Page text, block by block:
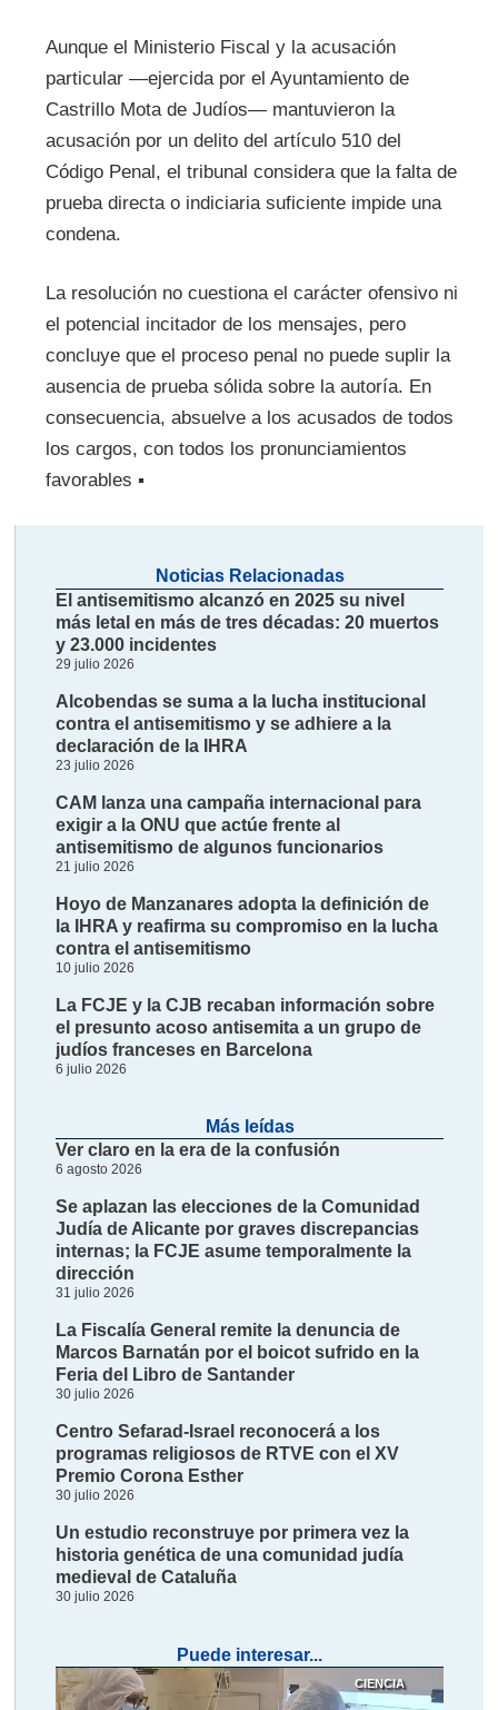
Aunque el Ministerio Fiscal y la acusación
particular —ejercida por el Ayuntamiento de
Castrillo Mota de Judíos— mantuvieron la
acusación por un delito del artículo 510 del
Código Penal, el tribunal considera que la falta de
prueba directa o indiciaria suficiente impide una
condena.
La resolución no cuestiona el carácter ofensivo ni
el potencial incitador de los mensajes, pero
concluye que el proceso penal no puede suplir la
ausencia de prueba sólida sobre la autoría. En
consecuencia, absuelve a los acusados de todos
los cargos, con todos los pronunciamientos
favorables ▪
Noticias Relacionadas
El antisemitismo alcanzó en 2025 su nivel
más letal en más de tres décadas: 20 muertos
y 23.000 incidentes
29 julio 2026
Alcobendas se suma a la lucha institucional
contra el antisemitismo y se adhiere a la
declaración de la IHRA
23 julio 2026
CAM lanza una campaña internacional para
exigir a la ONU que actúe frente al
antisemitismo de algunos funcionarios
21 julio 2026
Hoyo de Manzanares adopta la definición de
la IHRA y reafirma su compromiso en la lucha
contra el antisemitismo
10 julio 2026
La FCJE y la CJB recaban información sobre
el presunto acoso antisemita a un grupo de
judíos franceses en Barcelona
6 julio 2026
Más leídas
Ver claro en la era de la confusión
6 agosto 2026
Se aplazan las elecciones de la Comunidad
Judía de Alicante por graves discrepancias
internas; la FCJE asume temporalmente la
dirección
31 julio 2026
La Fiscalía General remite la denuncia de
Marcos Barnatán por el boicot sufrido en la
Feria del Libro de Santander
30 julio 2026
Centro Sefarad-Israel reconocerá a los
programas religiosos de RTVE con el XV
Premio Corona Esther
30 julio 2026
Un estudio reconstruye por primera vez la
historia genética de una comunidad judía
medieval de Cataluña
30 julio 2026
Puede interesar...
CIENCIA